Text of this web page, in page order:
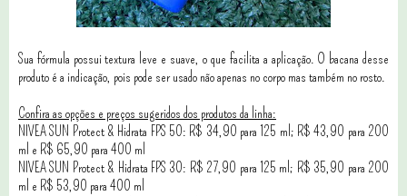
Sua fórmula possui textura leve e suave, o que facilita a aplicação. O bacana desse
produto é a indicação, pois pode ser usado não apenas no corpo mas também no rosto.
Confira as opções e preços sugeridos dos produtos da linha:
NIVEA SUN Protect & Hidrata FPS 50: R$ 34,90 para 125 ml; R$ 43,90 para 200
ml e R$ 65,90 para 400 ml
NIVEA SUN Protect & Hidrata FPS 30: R$ 27,90 para 125 ml; R$ 35,90 para 200
ml e R$ 53,90 para 400 ml